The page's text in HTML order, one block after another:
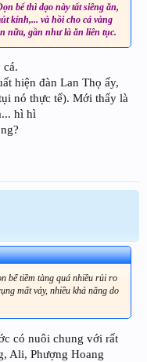
bể thì dạo này tất siêng ăn,
kính,... và hồi cho cá vàng
nữa, gần như là ăn liên tục.
cá.
hiện đàn Lan Thọ ấy,
nó thực tế). Mới thấy là
hì hì
bể tiềm tàng quá nhiều rủi ro
mất vảy, nhiều khả năng do
có nuôi chung với rất
Ali, Phượng Hoang